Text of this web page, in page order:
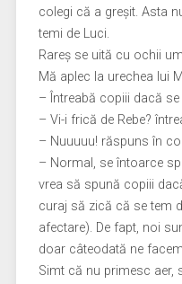
colegi că a greşit. Asta
temi de Luci.
Rareş se uită cu ochii
Mă aplec la urechea lui
– Întreabă copiii dacă se
– Vi-i frică de Rebe?
– Nuuuuu! răspuns în
– Normal, se întoarce
vrea să spună copiii
curaj să zică că se tem
afectare). De fapt, noi
doar câteodată ne
Simt că nu primesc aer,